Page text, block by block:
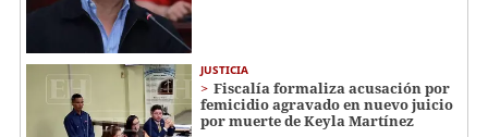
JUSTICIA
Fiscalía formaliza acusación por
femicidio agravado en nuevo juicio
por muerte de Keyla Martínez